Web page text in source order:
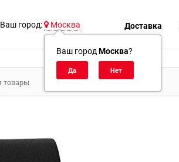
Ваш город: Москва
Ваш город Москва?
Доставка